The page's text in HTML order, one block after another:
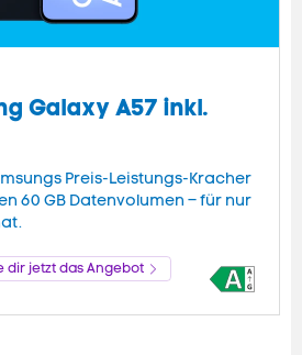
Galaxy A57 inkl.
Preis-Leistungs-Kracher
60 GB Datenvolumen – für nur
dir jetzt das Angebot